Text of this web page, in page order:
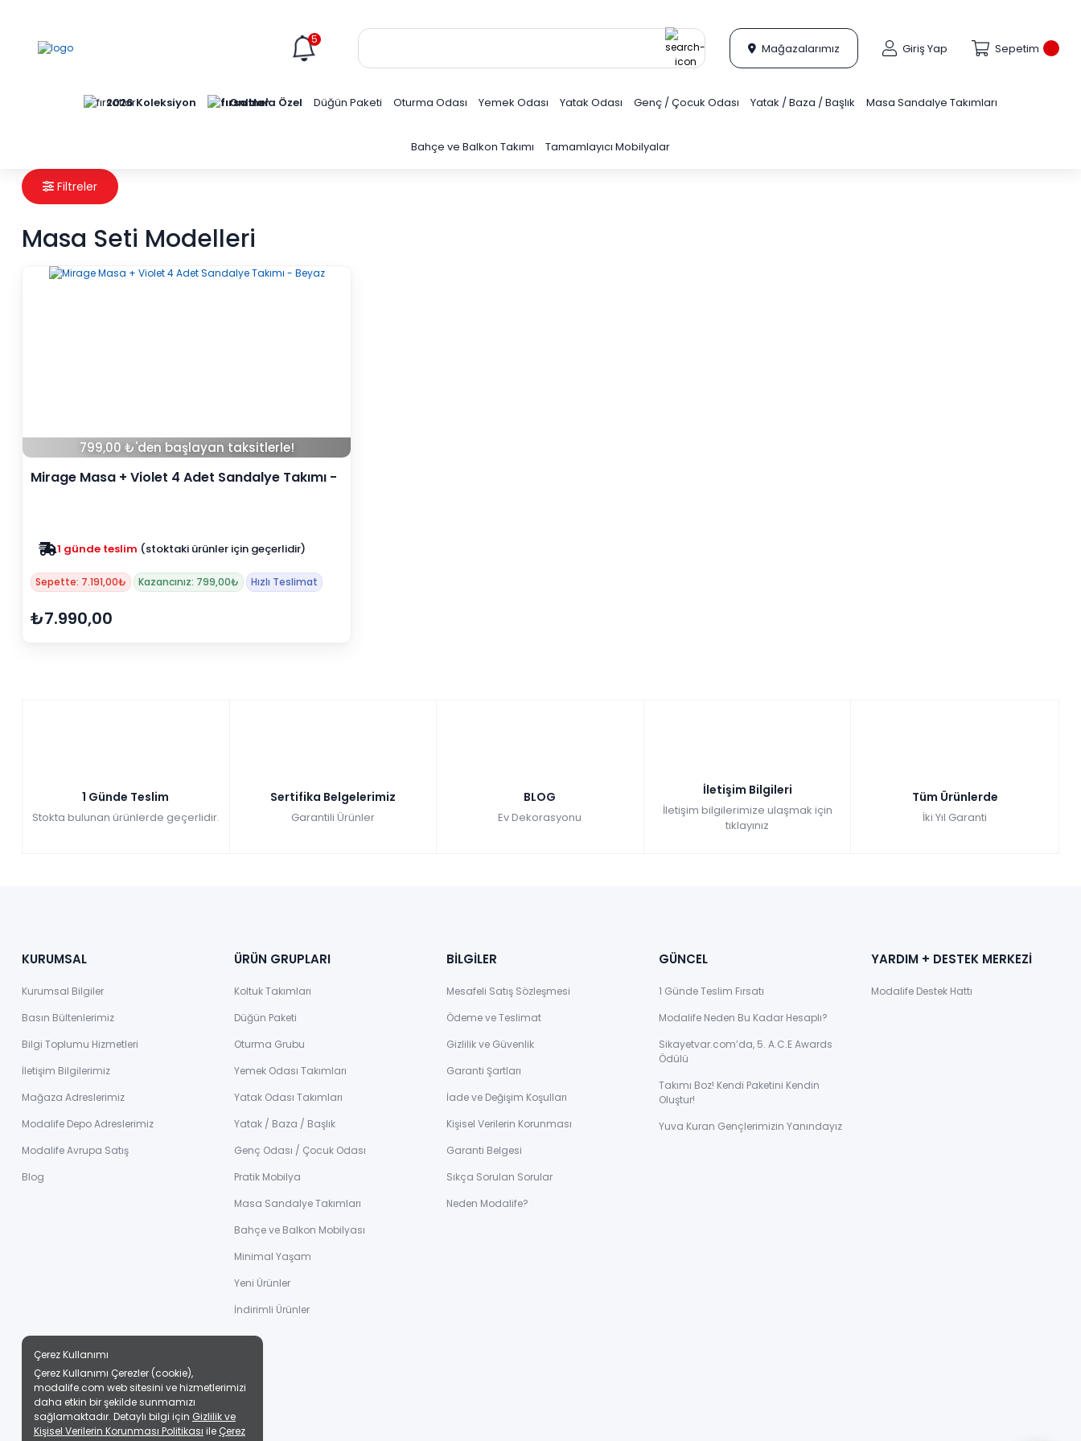
5
Mağazalarımız Giriş Yap Sepetim
2026 Koleksiyon Online'a Özel Düğün Paketi Oturma Odası Yemek Odası Yatak Odası Genç / Çocuk Odası Yatak / Baza / Başlık Masa Sandalye Takımları
Bahçe ve Balkon Takımı Tamamlayıcı Mobilyalar
Filtreler
Masa Seti Modelleri
799,00 ₺'den başlayan taksitlerle!
Mirage Masa + Violet 4 Adet Sandalye Takımı -
1 günde teslim (stoktaki ürünler için geçerlidir)
Sepette: 7.191,00₺ Kazancınız: 799,00₺ Hızlı Teslimat
₺7.990,00
1 Günde Teslim
Stokta bulunan ürünlerde geçerlidir.
Sertifika Belgelerimiz
Garantili Ürünler
BLOG
Ev Dekorasyonu
İletişim Bilgileri
İletişim bilgilerimize ulaşmak için
tıklayınız
Tüm Ürünlerde
İki Yıl Garanti
KURUMSAL
Kurumsal Bilgiler
Basın Bültenlerimiz
Bilgi Toplumu Hizmetleri
İletişim Bilgilerimiz
Mağaza Adreslerimiz
Modalife Depo Adreslerimiz
Modalife Avrupa Satış
Blog
ÜRÜN GRUPLARI
Koltuk Takımları
Düğün Paketi
Oturma Grubu
Yemek Odası Takımları
Yatak Odası Takımları
Yatak / Baza / Başlık
Genç Odası / Çocuk Odası
Pratik Mobilya
Masa Sandalye Takımları
Bahçe ve Balkon Mobilyası
Minimal Yaşam
Yeni Ürünler
İndirimli Ürünler
BİLGİLER
Mesafeli Satış Sözleşmesi
Ödeme ve Teslimat
Gizlilik ve Güvenlik
Garanti Şartları
İade ve Değişim Koşulları
Kişisel Verilerin Korunması
Garanti Belgesi
Sıkça Sorulan Sorular
Neden Modalife?
GÜNCEL
1 Günde Teslim Fırsatı
Modalife Neden Bu Kadar Hesaplı?
Sikayetvar.com’da, 5. A.C.E Awards
Ödülü
Takımı Boz! Kendi Paketini Kendin
Oluştur!
Yuva Kuran Gençlerimizin Yanındayız
YARDIM + DESTEK MERKEZİ
Modalife Destek Hattı
Çerez Kullanımı
Çerez Kullanımı Çerezler (cookie),
modalife.com web sitesini ve hizmetlerimizi
daha etkin bir şekilde sunmamızı
sağlamaktadır. Detaylı bilgi için Gizlilik ve
Kişisel Verilerin Korunması Politikası ile Çerez